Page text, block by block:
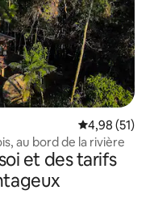
Évaluation
4,98 (51)
au bord de la rivière
et des tarifs